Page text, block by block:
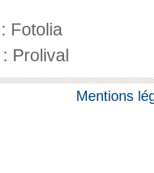
Fotolia
Prolival
Mentions